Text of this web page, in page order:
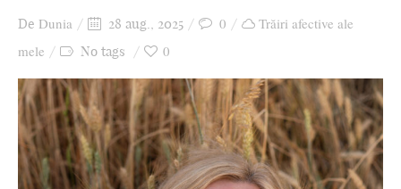
Cursuri povestite
De Dunia 28 aug., 2025 0
Trăiri afective ale
mele
No tags 0